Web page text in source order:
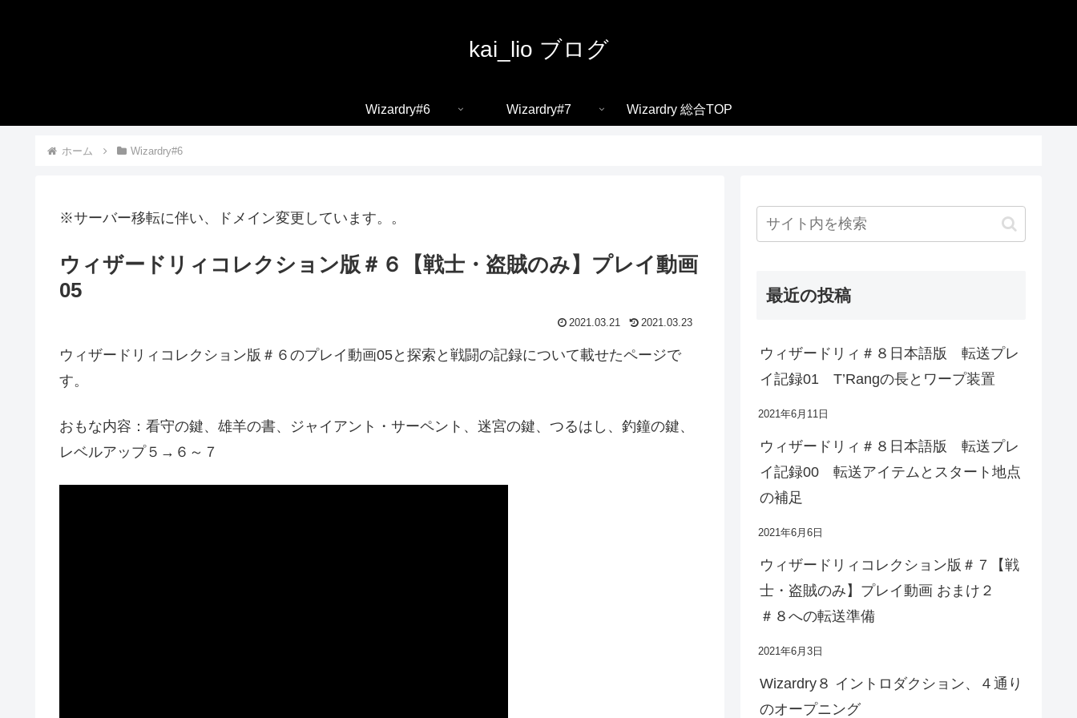
kai_lio ブログ
Wizardry#6 Wizardry#7 Wizardry 総合TOP
ホーム Wizardry#6
※サーバー移転に伴い、ドメイン変更しています。。
ウィザードリィコレクション版＃６【戦士・盗賊のみ】プレイ動画
05
2021.03.21 2021.03.23
ウィザードリィコレクション版＃６のプレイ動画05と探索と戦闘の記録について載せたページで
す。
おもな内容：看守の鍵、雄羊の書、ジャイアント・サーペント、迷宮の鍵、つるはし、釣鐘の鍵、
レベルアップ５→６～７
最近の投稿
ウィザードリィ＃８日本語版 転送プレ
イ記録01 T’Rangの長とワープ装置
2021年6月11日
ウィザードリィ＃８日本語版 転送プレ
イ記録00 転送アイテムとスタート地点
の補足
2021年6月6日
ウィザードリィコレクション版＃７【戦
士・盗賊のみ】プレイ動画 おまけ２
＃８への転送準備
2021年6月3日
Wizardry８ イントロダクション、４通り
のオープニング